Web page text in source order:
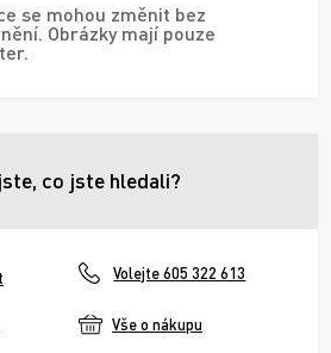
se mohou změnit bez
Obrázky mají pouze
co jste hledali?
Volejte 605 322 613
Vše o nákupu